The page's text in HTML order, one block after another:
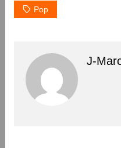
Pop
J-